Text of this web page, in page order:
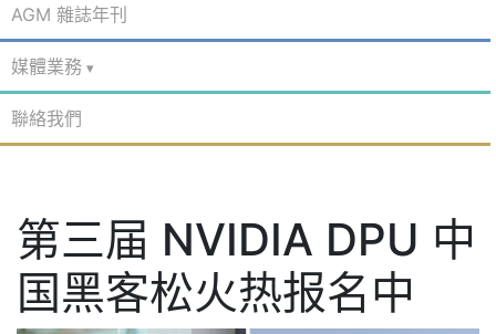
AGM 雜誌年刊
媒體業務
聯絡我們
第三届 NVIDIA DPU 中
国黑客松火热报名中